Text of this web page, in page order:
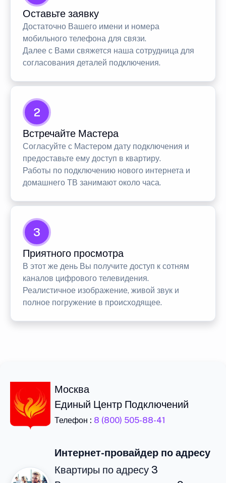
Оставьте заявку
Достаточно Вашего имени и номера
мобильного телефона для связи.
Далее с Вами свяжется наша сотрудница для
согласования деталей подключения.
2
Встречайте Мастера
Согласуйте с Мастером дату подключения и
предоставьте ему доступ в квартиру.
Работы по подключению нового интернета и
домашнего ТВ занимают около часа.
3
Приятного просмотра
В этот же день Вы получите доступ к сотням
каналов цифрового телевидения.
Реалистичное изображение, живой звук и
полное погружение в происходящее.
Москва
Единый Центр Подключений
Телефон : 8 (800) 505-88-41
Интернет-провайдер по адресу
Квартиры по адресу 3